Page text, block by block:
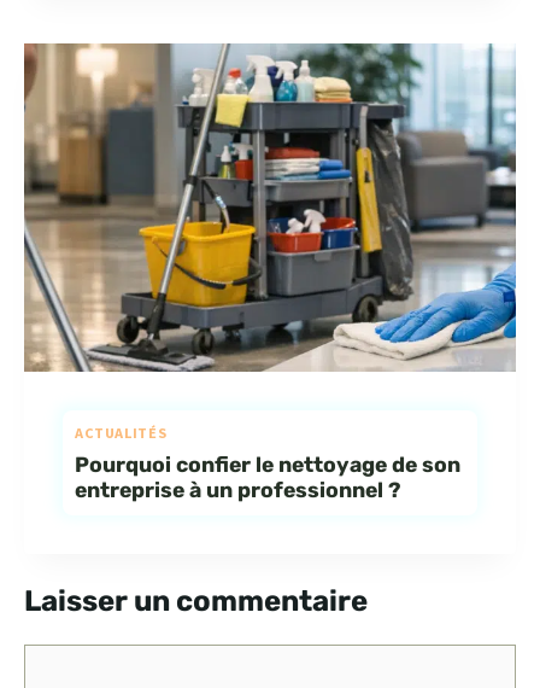
ACTUALITÉS
Pourquoi confier le nettoyage de son
entreprise à un professionnel ?
Laisser un commentaire